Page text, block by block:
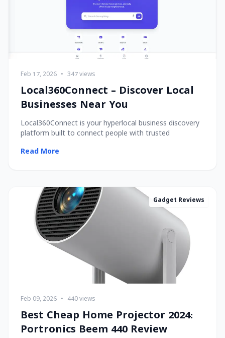
Feb 17, 2026 • 347 views
Local360Connect – Discover Local
Businesses Near You
Local360Connect is your hyperlocal business discovery
platform built to connect people with trusted
Read More
Gadget Reviews
Feb 09, 2026 • 440 views
Best Cheap Home Projector 2024:
Portronics Beem 440 Review